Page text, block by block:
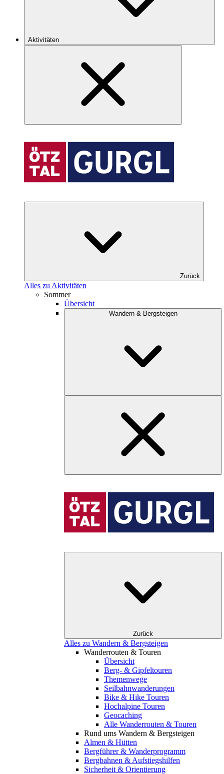
Aktivitäten
Zurück
Alles zu Aktivitäten
Sommer
Übersicht
Wandern & Bergsteigen
Zurück
Alles zu Wandern & Bergsteigen
Wanderrouten & Touren
Übersicht
Berg- & Gipfeltouren
Themenwege
Seilbahnwanderungen
Bike & Hike Touren
Hochalpine Touren
Geocaching
Alle Wanderrouten & Touren
Rund ums Wandern & Bergsteigen
Almen & Hütten
Bergführer & Wanderprogramm
Bergbahnen & Aufstiegshilfen
Sicherheit & Orientierung